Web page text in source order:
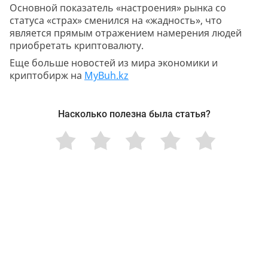
Основной показатель «настроения» рынка со
статуса «страх» сменился на «жадность», что
является прямым отражением намерения людей
приобретать криптовалюту.
Еще больше новостей из мира экономики и
криптобирж на MyBuh.kz
Насколько полезна была статья?